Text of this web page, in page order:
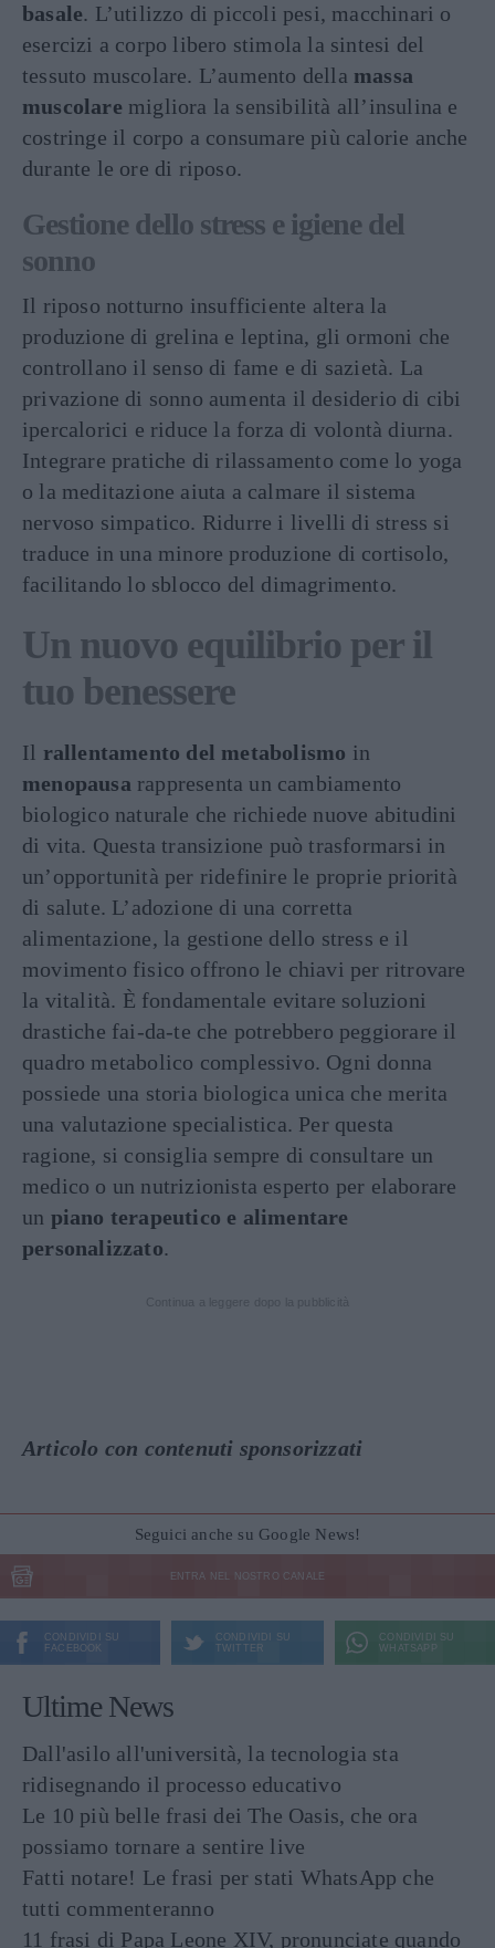
basale. L’utilizzo di piccoli pesi, macchinari o
esercizi a corpo libero stimola la sintesi del
tessuto muscolare. L’aumento della massa
muscolare migliora la sensibilità all’insulina e
costringe il corpo a consumare più calorie anche
durante le ore di riposo.
Gestione dello stress e igiene del
sonno
Il riposo notturno insufficiente altera la
produzione di grelina e leptina, gli ormoni che
controllano il senso di fame e di sazietà. La
privazione di sonno aumenta il desiderio di cibi
ipercalorici e riduce la forza di volontà diurna.
Integrare pratiche di rilassamento come lo yoga
o la meditazione aiuta a calmare il sistema
nervoso simpatico. Ridurre i livelli di stress si
traduce in una minore produzione di cortisolo,
facilitando lo sblocco del dimagrimento.
Un nuovo equilibrio per il
tuo benessere
Il rallentamento del metabolismo in
menopausa rappresenta un cambiamento
biologico naturale che richiede nuove abitudini
di vita. Questa transizione può trasformarsi in
un’opportunità per ridefinire le proprie priorità
di salute. L’adozione di una corretta
alimentazione, la gestione dello stress e il
movimento fisico offrono le chiavi per ritrovare
la vitalità. È fondamentale evitare soluzioni
drastiche fai-da-te che potrebbero peggiorare il
quadro metabolico complessivo. Ogni donna
possiede una storia biologica unica che merita
una valutazione specialistica. Per questa
ragione, si consiglia sempre di consultare un
medico o un nutrizionista esperto per elaborare
un piano terapeutico e alimentare
personalizzato.
Articolo con contenuti sponsorizzati
Seguici anche su Google News!
ENTRA NEL NOSTRO CANALE
CONDIVIDI SU
FACEBOOK
CONDIVIDI SU
TWITTER
CONDIVIDI SU
WHATSAPP
Ultime News
Dall'asilo all'università, la tecnologia sta
ridisegnando il processo educativo
Le 10 più belle frasi dei The Oasis, che ora
possiamo tornare a sentire live
Fatti notare! Le frasi per stati WhatsApp che
tutti commenteranno
11 frasi di Papa Leone XIV, pronunciate quando